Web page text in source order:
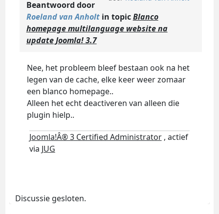
Beantwoord door
Roeland van Anholtin topicBlanco
homepage multilanguage website na
update Joomla! 3.7
Nee, het probleem bleef bestaan ook na het
legen van de cache, elke keer weer zomaar
een blanco homepage..
Alleen het echt deactiveren van alleen die
plugin hielp..
Joomla!Â® 3 Certified Administrator, actief
via JUG
Discussie gesloten.